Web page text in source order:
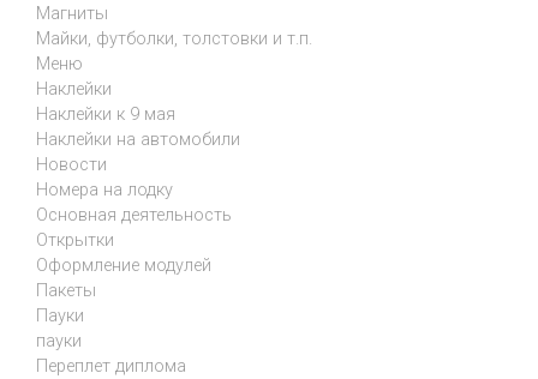
Магниты
Майки, футболки, толстовки и т.п.
Меню
Наклейки
Наклейки к 9 мая
Наклейки на автомобили
Новости
Номера на лодку
Основная деятельность
Открытки
Оформление модулей
Пакеты
Пауки
пауки
Переплет диплома